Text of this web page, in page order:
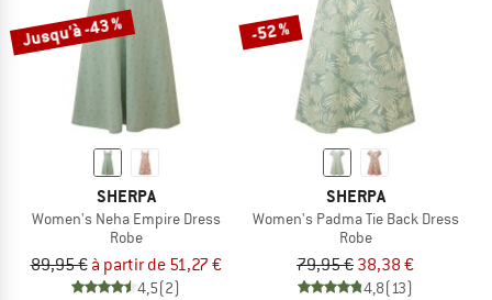
Jusqu'à -43 %
SHERPA
Women's Neha Empire Dress
Robe
89,95 € à partir de 51,27 €
4,5(2)
-52 %
SHERPA
Women's Padma Tie Back Dress
Robe
79,95 € 38,38 €
4,8(13)